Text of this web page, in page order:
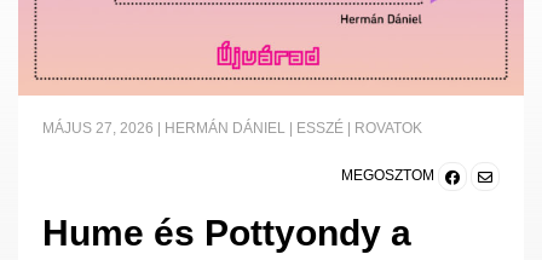
MÁJUS 27, 2026 HERMÁN DÁNIEL ESSZÉ ROVATOK
MEGOSZTOM
Hume és Pottyondy a